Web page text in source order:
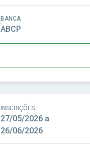
BANCA
ABCP
INSCRIÇÕES
27/05/2026 a
26/06/2026